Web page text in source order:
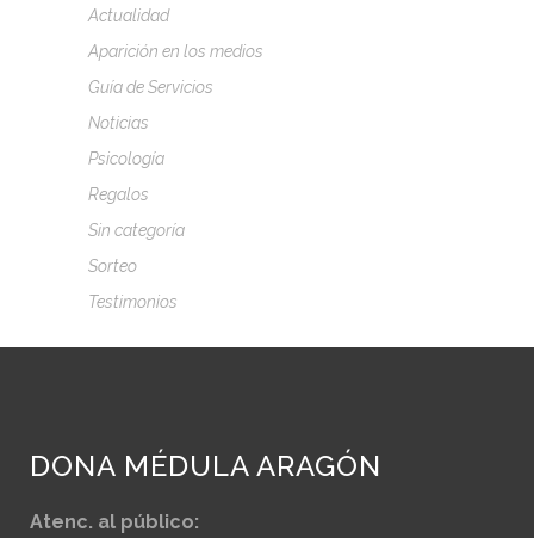
Actualidad
Aparición en los medios
Guía de Servicios
Noticias
Psicología
Regalos
Sin categoría
Sorteo
Testimonios
DONA MÉDULA ARAGÓN
Atenc. al público: